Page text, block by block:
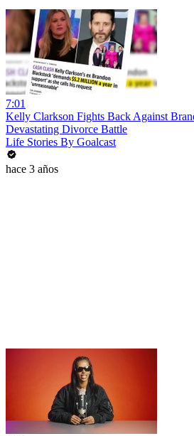
7:01
Kelly Clarkson Fights Back Against
Devastating Divorce Battle
Life Stories By Goalcast
hace 3 años